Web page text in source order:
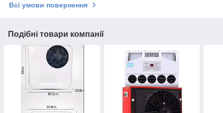
Всі умови повернення
Подібні товари компанії